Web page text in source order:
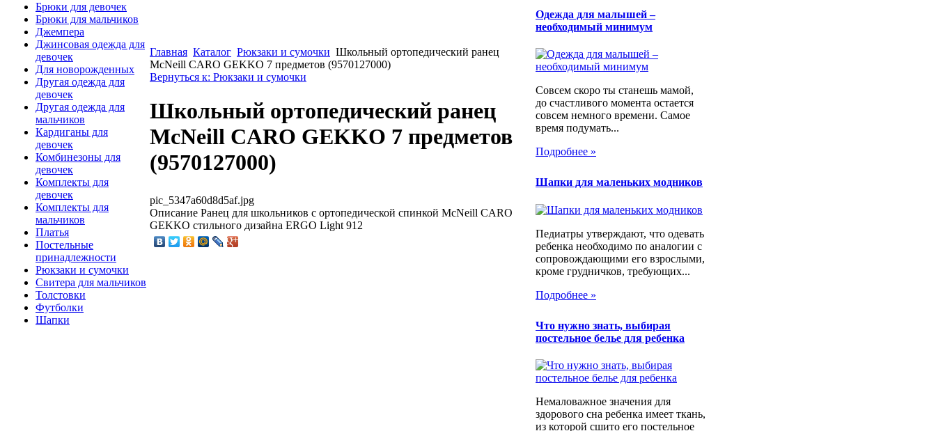
Брюки для девочек
Брюки для мальчиков
Джемпера
Джинсовая одежда для
девочек
Для новорожденных
Другая одежда для
девочек
Другая одежда для
мальчиков
Кардиганы для
девочек
Комбинезоны для
девочек
Комплекты для
девочек
Комплекты для
мальчиков
Платья
Постельные
принадлежности
Рюкзаки и сумочки
Свитера для мальчиков
Толстовки
Футболки
Шапки
Главная Каталог Рюкзаки и сумочки Школьный ортопедический ранец
McNeill CARO GEKKO 7 предметов (9570127000)
Вернуться к: Рюкзаки и сумочки
Школьный ортопедический ранец
McNeill CARO GEKKO 7 предметов
(9570127000)
pic_5347a60d8d5af.jpg
Описание Ранец для школьников с ортопедической спинкой McNeill CARO
GEKKO стильного дизайна ERGO Light 912
Одежда для малышей –
необходимый минимум
Совсем скоро ты станешь мамой,
до счастливого момента остается
совсем немного времени. Самое
время подумать...
Подробнее »
Шапки для маленьких модников
Педиатры утверждают, что одевать
ребенка необходимо по аналогии с
сопровождающими его взрослыми,
кроме грудничков, требующих...
Подробнее »
Что нужно знать, выбирая
постельное белье для ребенка
Немаловажное значения для
здорового сна ребенка имеет ткань,
из которой сшито его постельное